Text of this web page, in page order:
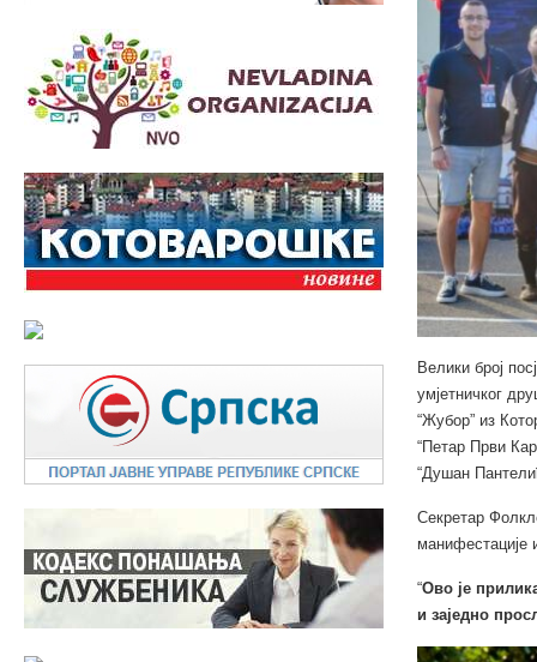
Велики број
умјетничког
“Жубор” из
“Петар Први
“Душан
Секретар
манифестације
“Ово је
и заједно